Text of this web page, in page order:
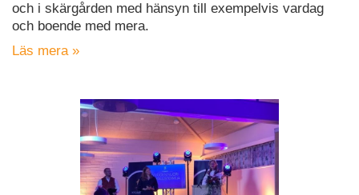
och i skärgården med hänsyn till exempelvis vardag
och boende med mera.
Läs mera »